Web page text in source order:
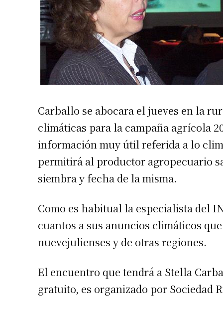
Carballo se abocara el jueves en la
climáticas para la campaña agrícola
información muy útil referida a lo
permitirá al productor agropecuario
siembra y fecha de la misma.
Como es habitual la especialista del
cuantos a sus anuncios climáticos
nuevejulienses y de otras regiones.
El encuentro que tendrá a Stella
gratuito, es organizado por Sociedad